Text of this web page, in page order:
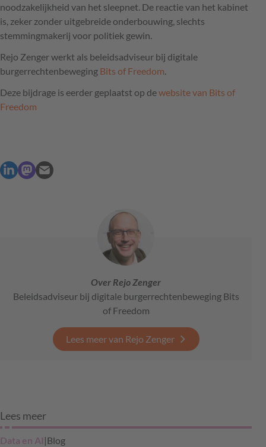
noodzakelijkheid van het sleepnet. De reactie van het kabinet
is, zeker zonder uitgebreide onderbouwing, slechts
stemmingmakerij voor politiek gewin.
Rejo Zenger werkt als beleidsadviseur bij digitale
burgerrechtenbeweging Bits of Freedom.
Deze bijdrage is eerder geplaatst op dewebsite van Bits of
Freedom
Over Rejo Zenger
Beleidsadviseur bij digitale burgerrechtenbeweging Bits
of Freedom
Lees meer van Rejo Zenger
Lees meer
Data en AI |Blog